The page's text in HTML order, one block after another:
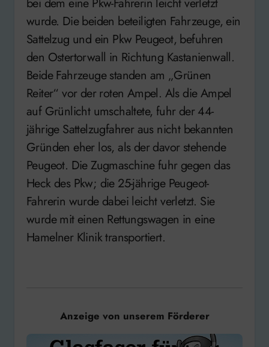
wurde. Die beiden beteiligten Fahrzeuge, ein
Sattelzug und ein Pkw Peugeot, befuhren
den Ostertorwall in Richtung Kastanienwall.
Beide Fahrzeuge standen am „Grünen
Reiter“ vor der roten Ampel. Als die Ampel
auf Grünlicht umschaltete, fuhr der 44-
jährige Sattelzugfahrer aus nicht bekannten
Gründen eher los, als der davor stehende
Peugeot. Die Zugmaschine fuhr gegen das
Heck des Pkw; die 25-jährige Peugeot-
Fahrerin wurde dabei leicht verletzt. Sie
wurde mit einen Rettungswagen in eine
Hamelner Klinik transportiert.
Anzeige von unserem Förderer